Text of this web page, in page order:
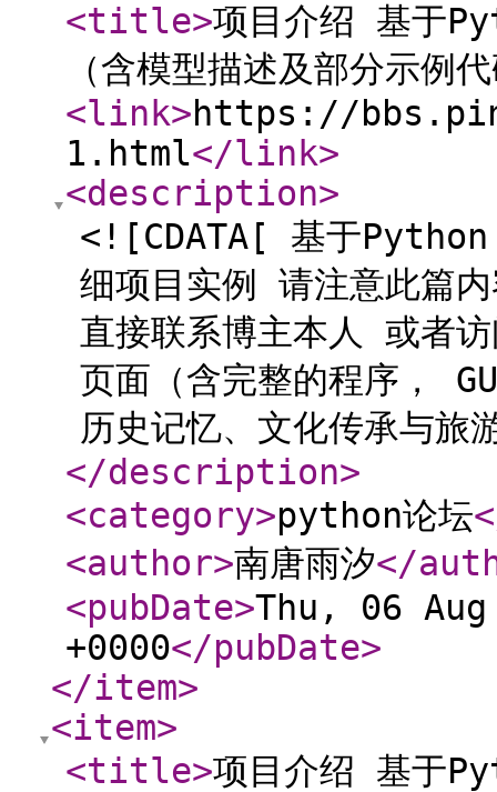
<title>项目介绍 基于
（含模型描述及部分示例
<link>https://
1.html</link>
<description>
<![CDATA[ 基于Python
细项目实例 请注意此篇
直接联系博主本人 或者
页面（含完整的程序，
历史记忆、文化传承与
</description>
<category>python论坛
<author>南唐雨汐</
<pubDate>Thu, 06
+0000</pubDate>
</item>
<item>
<title>项目介绍 基于